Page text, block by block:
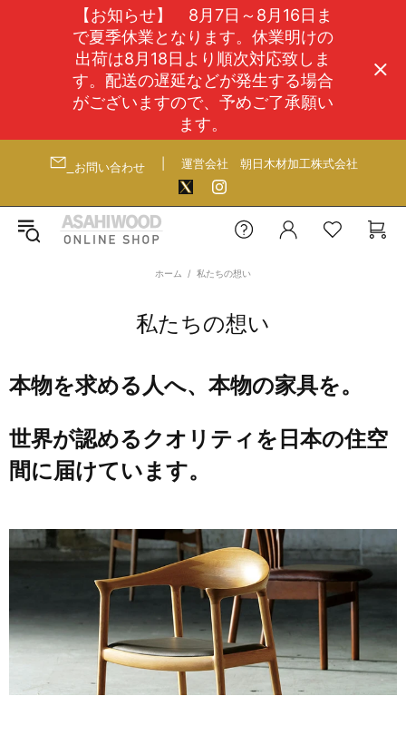
【お知らせ】 8月7日～8月16日ま
で夏季休業となります。休業明けの
出荷は8月18日より順次対応致しま
す。配送の遅延などが発生する場合
がございますので、予めご了承願い
ます。
お問い合わせ 運営会社 朝日木材加工株式会社
ホーム 私たちの想い
私たちの想い
本物を求める人へ、本物の家具を。
世界が認めるクオリティを日本の住空
間に届けています。